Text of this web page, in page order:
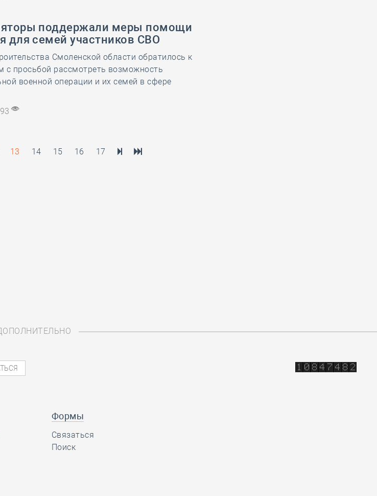
поддержали меры помощи
для семей участников СВО
Смоленской области обратилось к
с просьбой рассмотреть возможность
военной операции и их семей в сфере
13 14 15 16 17
Формы
Связаться
Поиск